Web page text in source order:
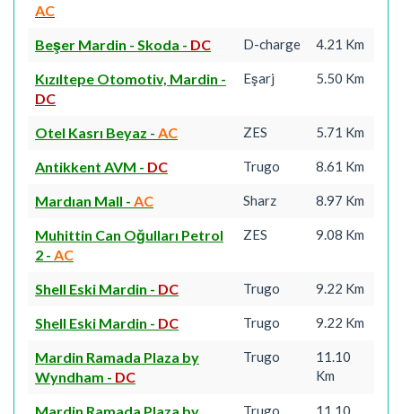
AC
Beşer Mardin - Skoda - DC D-charge 4.21 Km
Kızıltepe Otomotiv, Mardin -
DC
Eşarj 5.50 Km
Otel Kasrı Beyaz - AC ZES 5.71 Km
Antikkent AVM - DC Trugo 8.61 Km
Mardıan Mall - AC Sharz 8.97 Km
Muhittin Can Oğulları Petrol
2 - AC
ZES 9.08 Km
Shell Eski Mardin - DC Trugo 9.22 Km
Shell Eski Mardin - DC Trugo 9.22 Km
Mardin Ramada Plaza by
Wyndham - DC
Trugo
11.10
Km
Trugo
11.10